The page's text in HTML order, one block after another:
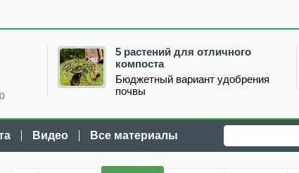
5 растений для отличного
компоста
Бюджетный вариант удобрения
почвы
Видео Все материалы